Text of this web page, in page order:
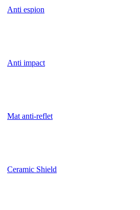
Anti espion
Anti impact
Mat anti-reflet
Ceramic Shield